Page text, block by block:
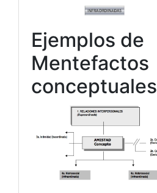
Ejemplos de
Mentefactos
conceptuales